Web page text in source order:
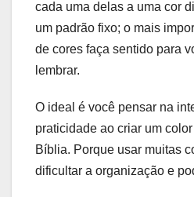
cada uma delas a uma cor
um padrão fixo; o mais
de cores faça sentido para
lembrar.
O ideal é você pensar na
praticidade ao criar um
Bíblia. Porque usar muitas
dificultar a organização e